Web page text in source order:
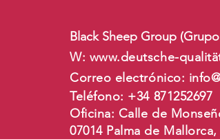
Black Sheep Group
W: www.deutsche-qualit
Correo electrónico:
Teléfono: +34 871252697
Oficina: Calle de
07014 Palma de